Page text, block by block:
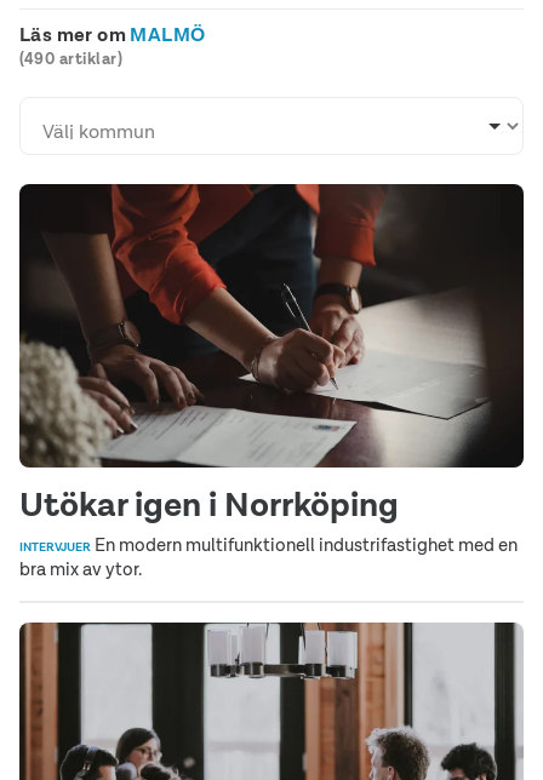
Läs mer omMALMÖ
(490 artiklar)
Utökar igen i Norrköping
INTERVJUER En modern multifunktionell industrifastighet med en
bra mix av ytor.